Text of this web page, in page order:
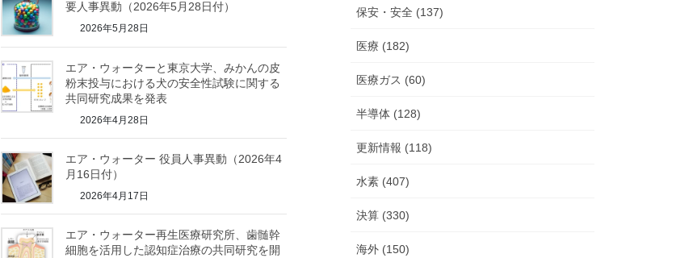
要人事異動（2026年5月28日付）
2026年5月28日
エア・ウォーターと東京大学、みかんの皮
粉末投与における犬の安全性試験に関する
共同研究成果を発表
2026年4月28日
エア・ウォーター 役員人事異動（2026年4
月16日付）
2026年4月17日
エア・ウォーター再生医療研究所、歯髄幹
細胞を活用した認知症治療の共同研究を開
保安・安全 (137)
医療 (182)
医療ガス (60)
半導体 (128)
更新情報 (118)
水素 (407)
決算 (330)
海外 (150)